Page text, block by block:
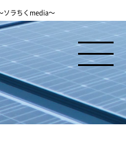
ソラちくmedia～